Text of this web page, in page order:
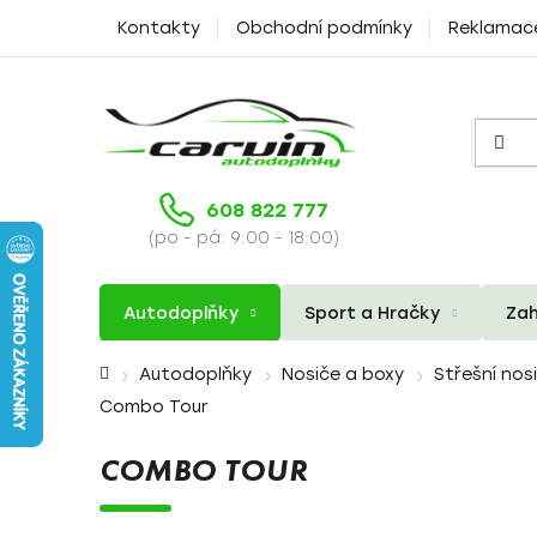
Kontakty Obchodní podmínky
608 822 777
(po - pá: 9:00 - 18:00)
Autodoplňky Sport a Hračky
Domů Autodoplňky Nosiče a boxy Střešní
Combo Tour
COMBO TOUR